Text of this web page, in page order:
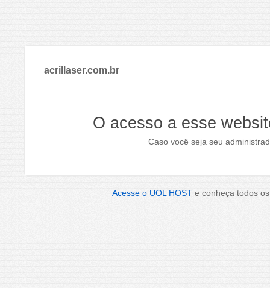
acrillaser.com.br
O acesso a esse
Caso você seja seu
Acesse o UOL HOST e conheça todos